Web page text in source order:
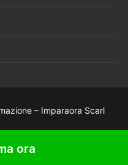
– Imparaora Scarl
ora